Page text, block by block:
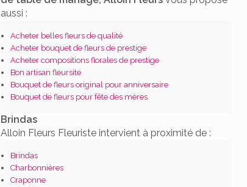
aussi :
Acheter belles fleurs de qualité
Acheter bouquet de fleurs de prestige
Acheter compositions florales de prestige
Bon artisan fleursite
Bouquet de fleurs original pour anniversaire
Bouquet de fleurs pour fête des mères
Brindas
Alloin Fleurs Fleuriste intervient à proximité de :
Brindas
Charbonnières
Craponne